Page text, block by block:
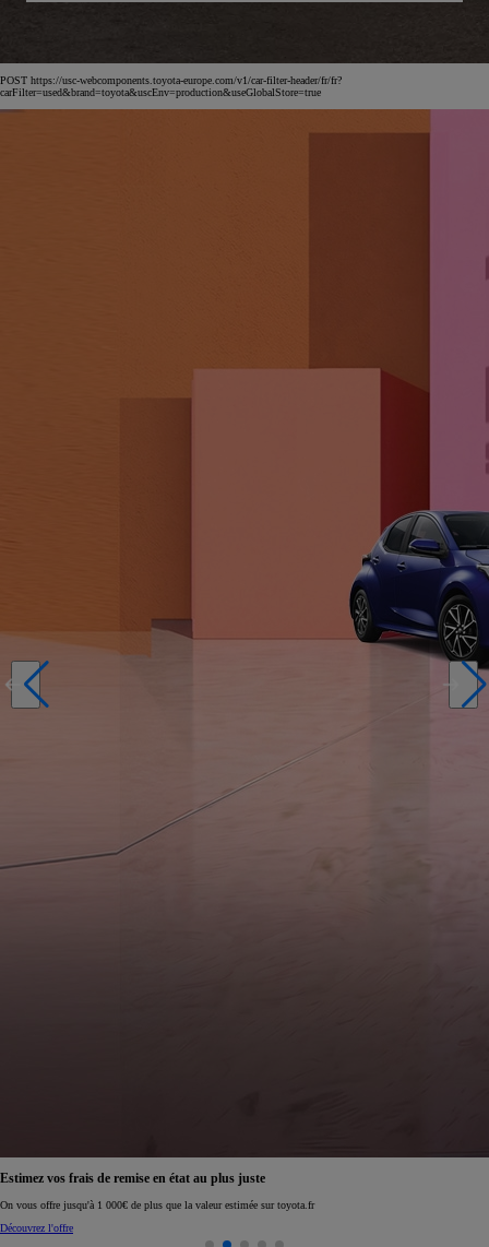
POST https://usc-webcomponents.toyota-europe.com/v1/car-filter-header/fr/fr?
carFilter=used&brand=toyota&uscEnv=production&useGlobalStore=true
Réservez en ligne votre occasion pour 1€ seulement
Réservez en ligne